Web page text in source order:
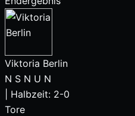
Viktoria Berlin
N S N U N
Halbzeit: 2-0
Tore